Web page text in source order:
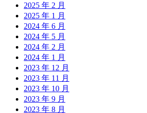
2025 年 2 月
2025 年 1 月
2024 年 6 月
2024 年 5 月
2024 年 2 月
2024 年 1 月
2023 年 12 月
2023 年 11 月
2023 年 10 月
2023 年 9 月
2023 年 8 月